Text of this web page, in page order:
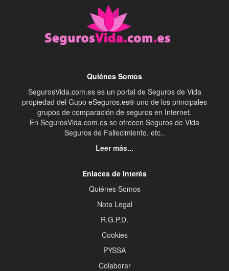
Quiénes Somos
SegurosVida.com.es es un portal de Seguros de Vida
propiedad del Gupo eSeguros.es® uno de los principales
grupos de comparación de seguros en Internet.
En SegurosVida.com.es se ofrecen Seguros de Vida
Seguros de Fallecimiento, etc..
Leer más...
Enlaces de Interés
Quiénes Somos
Nota Legal
R.G.P.D.
Cookies
PYSSA
Colaborar